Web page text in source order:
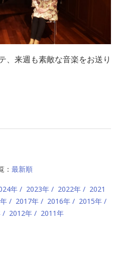
、来週も素敵な音楽をお送り
： 最新順
年 2023年 2022年
2021
2017年 2016年
2015年
2012年 2011年